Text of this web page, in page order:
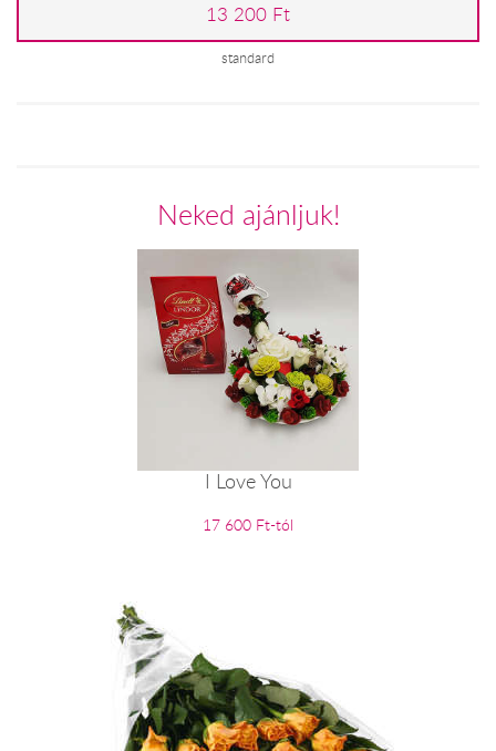
13 200 Ft
standard
Neked ajánljuk!
I Love You
17 600 Ft-tól